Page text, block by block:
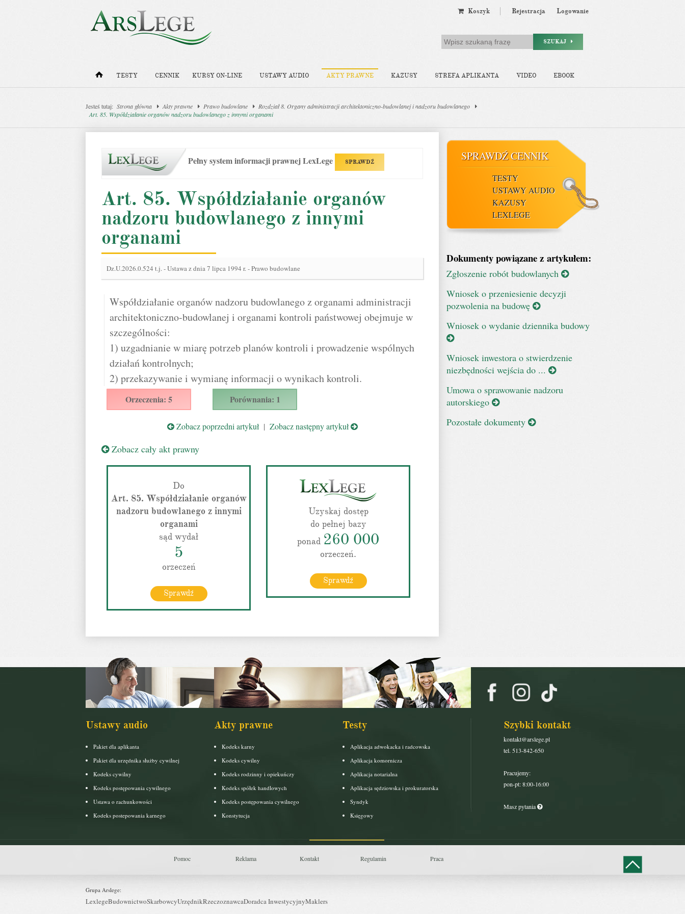
Koszyk Rejestracja Logowanie
SZUKAJ
TESTY CENNIK KURSY ON-LINE USTAWY AUDIO AKTY PRAWNE KAZUSY STREFA APLIKANTA VIDEO EBOOK
Jesteś tutaj: Strona główna Akty prawne Prawo budowlane
Rozdział 8. Organy administracji architektoniczno-budowlanej i nadzoru budowlanego
Art. 85. Współdziałanie organów nadzoru budowlanego z innymi organami
Pełny system informacji prawnej LexLege SPRAWDŹ
Art. 85. Współdziałanie organów
nadzoru budowlanego z innymi
organami
Dz.U.2026.0.524 t.j.-Ustawa z dnia 7 lipca 1994 r. - Prawo budowlane
Współdziałanie organów nadzoru budowlanego z organami administracji
architektoniczno-budowlanej i organami kontroli państwowej obejmuje w
szczególności:
1) uzgadnianie w miarę potrzeb planów kontroli i prowadzenie wspólnych
działań kontrolnych;
2) przekazywanie i wymianę informacji o wynikach kontroli.
Orzeczenia: 5 Porównania: 1
Zobacz poprzedni artykuł| Zobacz następny artykuł
Zobacz cały akt prawny
Do
Art. 85. Współdziałanie organów
nadzoru budowlanego z innymi
organami
sąd wydał
5
orzeczeń
Sprawdź
Uzyskaj dostęp
do pełnej bazy
ponad 260 000
orzeczeń.
Sprawdź
SPRAWDŹ CENNIK
TESTY
USTAWY AUDIO
KAZUSY
LEXLEGE
Dokumenty powiązane z artykułem:
Zgłoszenie robót budowlanych
Wniosek o przeniesienie decyzji
pozwolenia na budowę
Wniosek o wydanie dziennika budowy
Wniosek inwestora o stwierdzenie
niezbędności wejścia do ...
Umowa o sprawowanie nadzoru
autorskiego
Pozostałe dokumenty
Ustawy audio
Pakiet dla aplikanta
Pakiet dla urzędnika służby cywilnej
Kodeks cywilny
Kodeks postępowania cywilnego
Ustawa o rachunkowości
Kodeks postepowania karnego
Akty prawne
Kodeks karny
Kodeks cywilny
Kodeks rodzinny i opiekuńczy
Kodeks spółek handlowych
Kodeks postępowania cywilnego
Konstytucja
Testy
Aplikacja adwokacka i radcowska
Aplikacja komornicza
Aplikacja notarialna
Aplikacja sędziowska i prokuratorska
Syndyk
Księgowy
Szybki kontakt
kontakt@arslege.pl
tel. 513-842-650
Pracujemy:
pon-pt: 8:00-16:00
Masz pytania
Pomoc Reklama Kontakt Regulamin Praca
Grupa Arslege:
LexlegeBudownictwoSkarbowcyUrzędnikRzeczoznawcaDoradca InwestycyjnyMaklers